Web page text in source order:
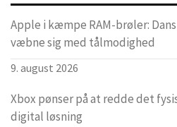
Apple i kæmpe RAM-brøler:
væbne sig med tålmodighed
9. august 2026
Xbox pønser på at redde det
digital løsning